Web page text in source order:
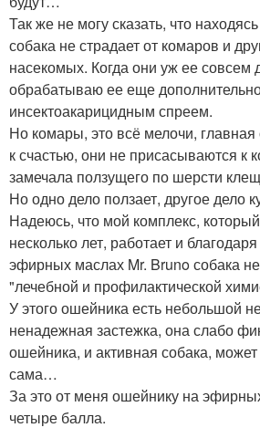
Так же не могу сказать, что
собака не страдает от комаров и
насекомых. Когда они уж ее совсем
обрабатываю ее еще
инсектоакарицидным спреем.
Но комары, это всё мелочи,
к счастью, они не присасываются к
замечала ползущего по шерсти
Но одно дело ползает, другое дело
Надеюсь, что мой комплекс,
несколько лет, работает и
эфирных маслах Mr. Bruno собака
"лечебной и профилактической
У этого ошейника есть небольшой
ненадежная застежка, она слабо
ошейника, и активная собака, может
сама…
За это от меня ошейнику на
четыре балла.